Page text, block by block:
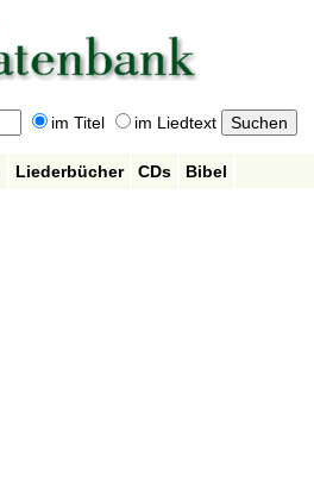
im Titel im Liedtext
Liederbücher CDs
Bibel